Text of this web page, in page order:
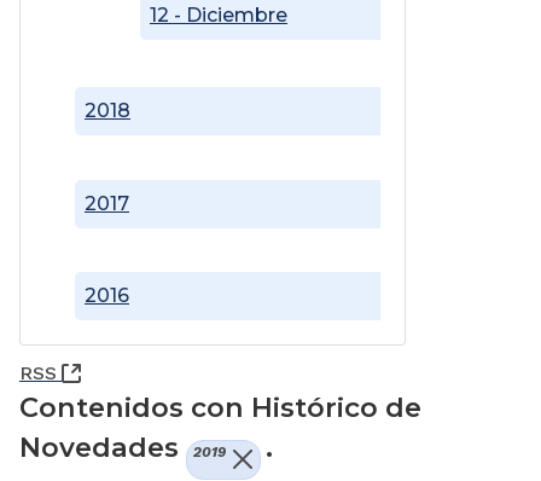
2016
2017
2018
12 - Diciembre
RSS (Abre una nueva ventana)
Contenidos con Histórico de
Novedades
2019 .